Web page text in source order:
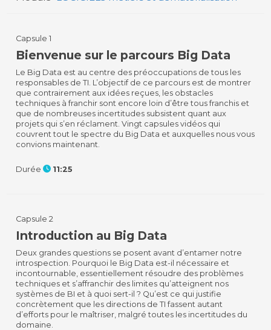
Capsule 1
Bienvenue sur le parcours Big Data
Le Big Data est au centre des préoccupations de tous les
responsables de TI. L’objectif de ce parcours est de montrer
que contrairement aux idées reçues, les obstacles
techniques à franchir sont encore loin d’être tous franchis et
que de nombreuses incertitudes subsistent quant aux
projets qui s’en réclament. Vingt capsules vidéos qui
couvrent tout le spectre du Big Data et auxquelles nous vous
convions maintenant.
Durée 11:25
Capsule 2
Introduction au Big Data
Deux grandes questions se posent avant d’entamer notre
introspection. Pourquoi le Big Data est-il nécessaire et
incontournable, essentiellement résoudre des problèmes
techniques et s’affranchir des limites qu’atteignent nos
systèmes de BI et à quoi sert-il ? Qu’est ce qui justifie
concrètement que les directions de TI fassent autant
d’efforts pour le maîtriser, malgré toutes les incertitudes du
domaine.